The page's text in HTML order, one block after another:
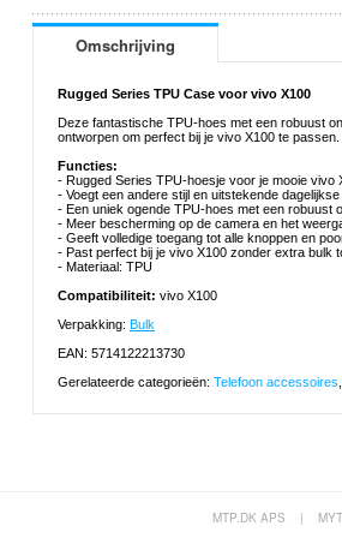
Omschrijving
Rugged Series TPU Case voor vivo X100
Deze fantastische TPU-hoes met een robuust
ontworpen om perfect bij je vivo X100 te
Functies:
- Rugged Series TPU-hoesje voor je mooie vivo
- Voegt een andere stijl en uitstekende
- Een uniek ogende TPU-hoes met een robuust
- Meer bescherming op de camera en het
- Geeft volledige toegang tot alle knoppen en
- Past perfect bij je vivo X100 zonder extra bulk
- Materiaal: TPU
Compatibiliteit: vivo X100
Verpakking: Bulk
EAN: 5714122213730
Gerelateerde categorieën: Telefoon accessoires
MTP.DK APS |